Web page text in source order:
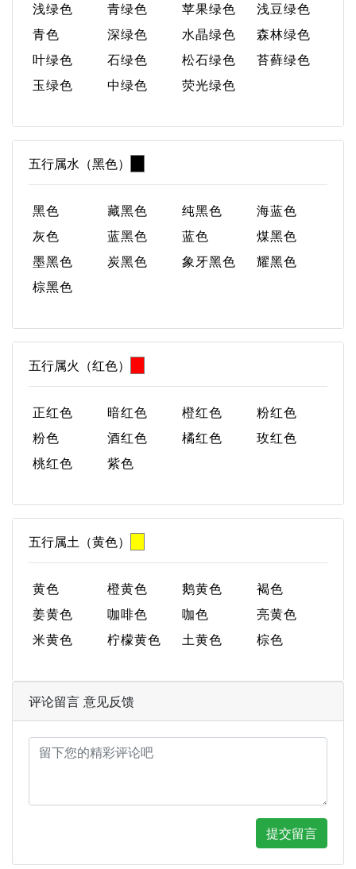
浅绿色
青绿色 苹果绿色
浅豆绿色
青色
深绿色 水晶绿色
森林绿色
叶绿色
石绿色 松石绿色
苔藓绿色
玉绿色
中绿色 荧光绿色
五行属水（黑色）
黑色 藏黑色 纯黑色
海蓝色
灰色
蓝黑色 蓝色
煤黑色
墨黑色
炭黑色 象牙黑色
耀黑色
棕黑色
五行属火（红色）
正红色 暗红色 橙红色
粉红色
粉色
酒红色 橘红色
玫红色
桃红色
紫色
五行属土（黄色）
黄色 橙黄色 鹅黄色
褐色
姜黄色
咖啡色 咖色
亮黄色
米黄色
柠檬黄色 土黄色 棕色
评论留言 意见反馈
提交留言